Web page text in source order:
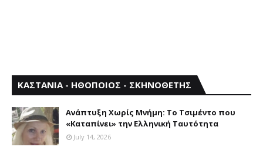
ΚΑΣΤΑΝΙΑ - ΗΘΟΠΟΙΟΣ - ΣΚΗΝΟΘΕΤΗΣ
Aνάπτυξη Xωρίς Mνήμη: Το Τσιμέντο που
«Καταπίνει» την Ελληνική Ταυτότητα
July 14, 2026